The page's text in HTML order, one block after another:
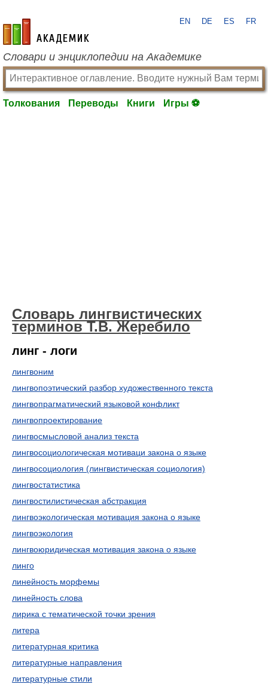
academic.ru
EN DE ES FR
Словари и энциклопедии на Академике
Толкования Переводы Книги Игры ⚽
Словарь лингвистических
терминов Т.В. Жеребило
линг - логи
лингвоним
лингвопоэтический разбор художественного текста
лингвопрагматический языковой конфликт
лингвопроектирование
лингвосмысловой анализ текста
лингвосоциологическая мотиваци закона о языке
лингвосоциология (лингвистическая социология)
лингвостатистика
лингвостилистическая абстракция
лингвоэкологическая мотивация закона о языке
лингвоэкология
лингвоюридическая мотивация закона о языке
линго
линейность морфемы
линейность слова
лирика с тематической точки зрения
литера
литературная критика
литературные направления
литературные стили